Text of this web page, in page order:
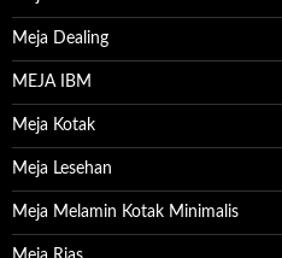
Meja Dealing
MEJA IBM
Meja Kotak
Meja Lesehan
Meja Melamin Kotak Minimalis